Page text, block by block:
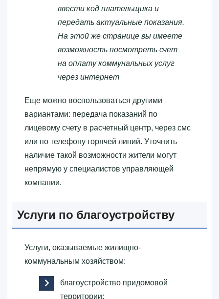
ввести код плательщика и
передать актуальные показания.
На этой же странице вы имеете
возможность посмотреть счет
на оплату коммунальных услуг
через интернет
Еще можно воспользоваться другими
вариантами: передача показаний по
лицевому счету в расчетный центр, через смс
или по телефону горячей линий. Уточнить
наличие такой возможности жители могут
непрямую у специалистов управляющей
компании.
Услуги по благоустройству
Услуги, оказываемые жилищно-
коммунальным хозяйством:
благоустройство придомовой
территории;